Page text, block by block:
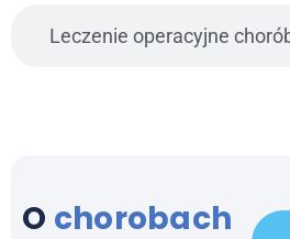
Leczenie operacyjne
O chorobach